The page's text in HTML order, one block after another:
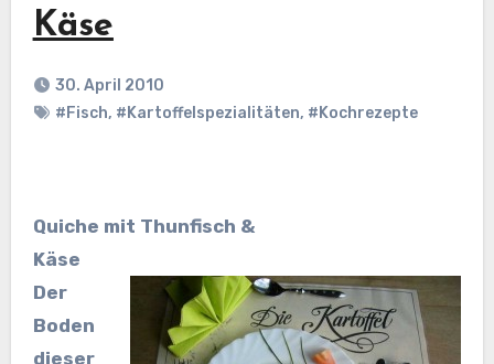
Käse
30. April 2010
#Fisch, #Kartoffelspezialitäten, #Kochrezepte
Quiche mit Thunfisch &
Käse
Der
Boden
dieser